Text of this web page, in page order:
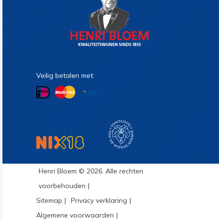
Veilig betalen met:
Henri Bloem © 2026. Alle rechten
voorbehouden
Sitemap
Privacy verklaring
Algemene voorwaarden